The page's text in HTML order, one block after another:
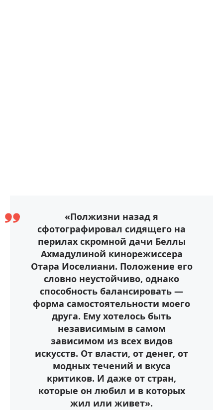
«Полжизни назад я
сфотографировал сидящего на
перилах скромной дачи Беллы
Ахмадулиной кинорежиссера
Отара Иоселиани. Положение его
словно неустойчиво, однако
способность балансировать —
форма самостоятельности моего
друга. Ему хотелось быть
независимым в самом
зависимом из всех видов
искусств. От власти, от денег, от
модных течений и вкуса
критиков. И даже от стран,
которые он любил и в которых
жил или живет».